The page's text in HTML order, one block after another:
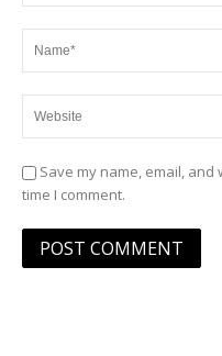
Save my name, email,
time I comment.